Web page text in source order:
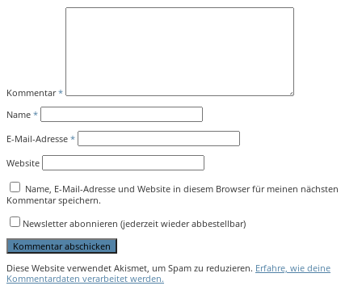
Kommentar*
Name *
E-Mail-Adresse *
Website
Name, E-Mail-Adresse und Website in diesem Browser für meinen nächsten
Kommentar speichern.
Newsletter abonnieren (jederzeit wieder abbestellbar)
Diese Website verwendet Akismet, um Spam zu reduzieren. Erfahre, wie deine
Kommentardaten verarbeitet werden.